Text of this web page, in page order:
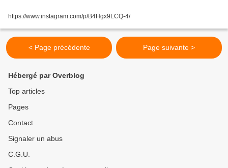
https://www.instagram.com/p/B4Hgx9LCQ-4/
< Page précédente Page suivante >
Hébergé par Overblog
Top articles
Pages
Contact
Signaler un abus
C.G.U.